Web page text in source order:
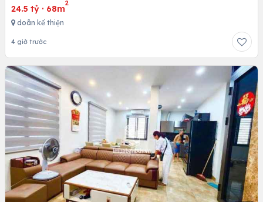
24.5 tỷ · 68m
2
doãn kế thiện
4 giờ trước